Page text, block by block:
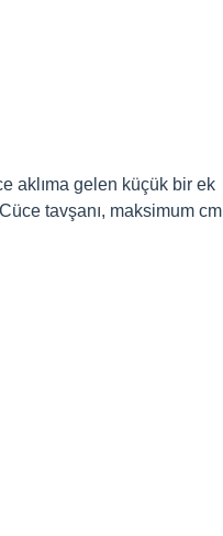
aklıma gelen küçük bir ek
tavşanı, maksimum cm